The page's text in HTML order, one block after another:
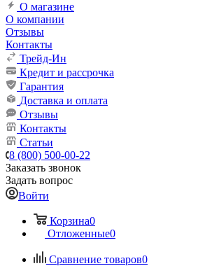
О магазине
О компании
Отзывы
Контакты
Трейд-Ин
Кредит и рассрочка
Гарантия
Доставка и оплата
Отзывы
Контакты
Статьи
8 (800) 500-00-22
Заказать звонок
Задать вопрос
Войти
Корзина0
Отложенные0
Сравнение товаров0